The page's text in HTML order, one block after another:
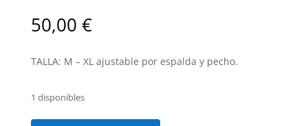
50,00 €
TALLA: M – XL ajustable por espalda y pecho.
1 disponibles